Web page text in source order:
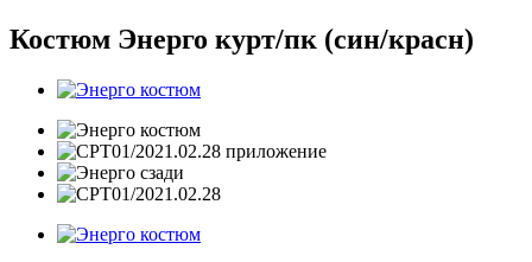
Костюм Энерго курт/пк (син/красн)